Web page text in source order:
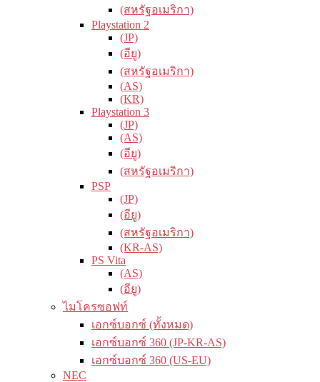
(สหรัฐอเมริกา)
Playstation 2
(JP)
(อียู)
(สหรัฐอเมริกา)
(AS)
(KR)
Playstation 3
(JP)
(AS)
(อียู)
(สหรัฐอเมริกา)
PSP
(JP)
(อียู)
(สหรัฐอเมริกา)
(KR-AS)
PS Vita
(AS)
(อียู)
ไมโครซอฟท์
เอกซ์บอกซ์ (ทั้งหมด)
เอกซ์บอกซ์ 360 (JP-KR-AS)
เอกซ์บอกซ์ 360 (US-EU)
NEC